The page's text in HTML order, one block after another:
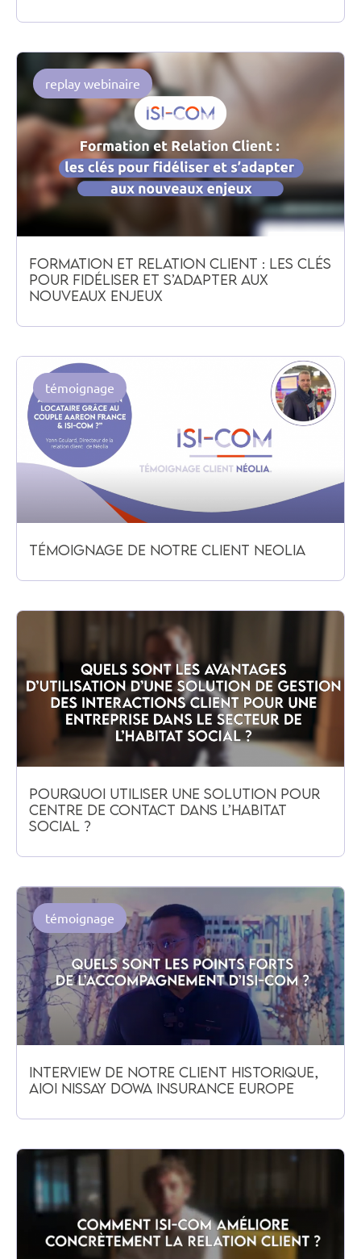
replay webinaire
Formation et Relation Client : Les Clés
pour Fidéliser et S’adapter aux
Nouveaux Enjeux
témoignage
Témoignage de notre client NEOLIA
Pourquoi utiliser une solution pour
centre de contact dans l’habitat
social ?
témoignage
Interview de notre client historique,
AIOI NISSAY DOWA INSURANCE EUROPE